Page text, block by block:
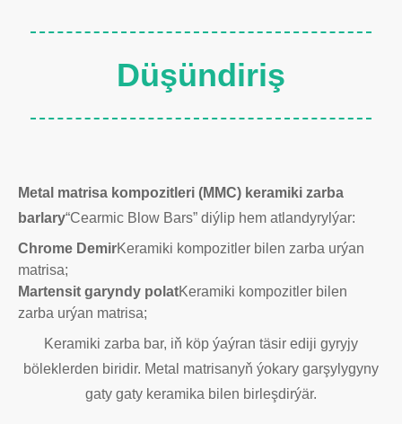
Düşündiriş
Metal matrisa kompozitleri (MMC) keramiki zarba
barlary“Cearmic Blow Bars” diýlip hem atlandyrylýar:
Chrome DemirKeramiki kompozitler bilen zarba urýan
matrisa;
Martensit garyndy polatKeramiki kompozitler bilen
zarba urýan matrisa;
Keramiki zarba bar, iň köp ýaýran täsir ediji gyryjy
böleklerden biridir. Metal matrisanyň ýokary garşylygyny
gaty gaty keramika bilen birleşdirýär.